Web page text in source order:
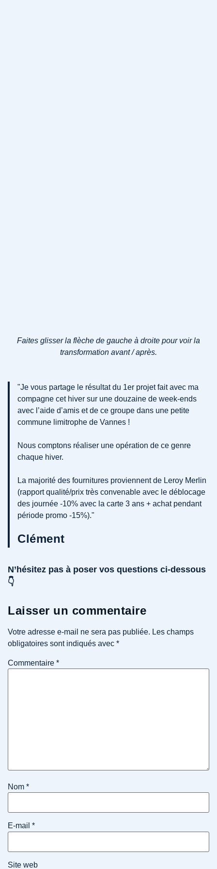
Faites glisser la flèche de gauche à droite pour voir la
transformation avant / après.
"Je vous partage le résultat du 1er projet fait avec ma
compagne cet hiver sur une douzaine de week-ends
avec l’aide d’amis et de ce groupe dans une petite
commune limitrophe de Vannes !
Nous comptons réaliser une opération de ce genre
chaque hiver.
La majorité des fournitures proviennent de Leroy Merlin
(rapport qualité/prix très convenable avec le déblocage
des journée -10% avec la carte 3 ans + achat pendant
période promo -15%)."
Clément
N’hésitez pas à poser vos questions ci-dessous
👇
Laisser un commentaire
Votre adresse e-mail ne sera pas publiée. Les champs
obligatoires sont indiqués avec *
Commentaire *
Nom *
E-mail *
Site web